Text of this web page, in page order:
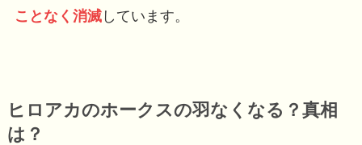
ことなく消滅しています。
ヒロアカのホークスの羽なくなる？真相
は？